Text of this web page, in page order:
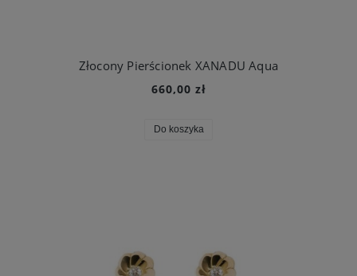
Złocony Pierścionek XANADU Aqua
660,00 zł
Do koszyka